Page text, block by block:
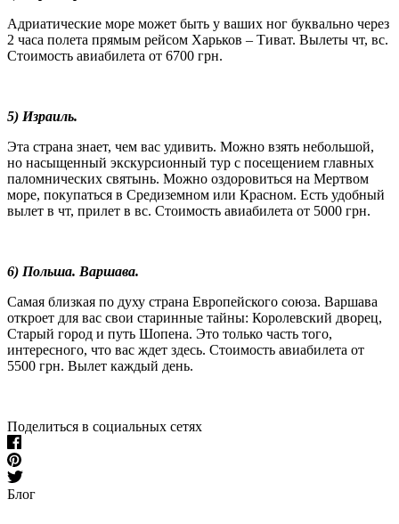
Адриатические море может быть у ваших ног буквально через
2 часа полета прямым рейсом Харьков – Тиват. Вылеты чт, вс.
Стоимость авиабилета от 6700 грн.
5) Израиль.
Эта страна знает, чем вас удивить. Можно взять небольшой,
но насыщенный экскурсионный тур с посещением главных
паломнических святынь. Можно оздоровиться на Мертвом
море, покупаться в Средиземном или Красном. Есть удобный
вылет в чт, прилет в вс. Стоимость авиабилета от 5000 грн.
6) Польша. Варшава.
Самая близкая по духу страна Европейского союза. Варшава
откроет для вас свои старинные тайны: Королевский дворец,
Старый город и путь Шопена. Это только часть того,
интересного, что вас ждет здесь. Стоимость авиабилета от
5500 грн. Вылет каждый день.
Поделиться в социальных сетях
Блог